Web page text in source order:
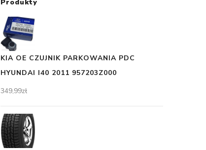
Produkty
KIA OE CZUJNIK PARKOWANIA PDC
HYUNDAI I40 2011 957203Z000
349,99zł